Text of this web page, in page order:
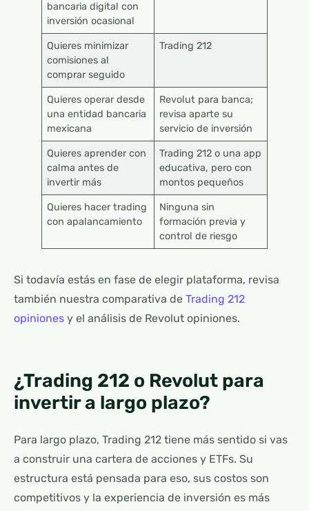
bancaria digital con
inversión ocasional
Quieres minimizar
comisiones al
comprar seguido
Trading 212
Quieres operar desde
una entidad bancaria
mexicana
Revolut para banca;
revisa aparte su
servicio de inversión
Quieres aprender con
calma antes de
invertir más
Trading 212 o una app
educativa, pero con
montos pequeños
Quieres hacer trading
con apalancamiento
Ninguna sin
formación previa y
control de riesgo
Si todavía estás en fase de elegir plataforma, revisa
también nuestra comparativa de Trading 212
opiniones y el análisis de Revolut opiniones.
¿Trading 212 o Revolut para
invertir a largo plazo?
Para largo plazo, Trading 212 tiene más sentido si vas
a construir una cartera de acciones y ETFs. Su
estructura está pensada para eso, sus costos son
competitivos y la experiencia de inversión es más